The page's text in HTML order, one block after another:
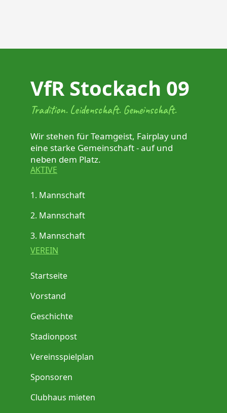
VfR Stockach 09
Tradition. Leidenschaft. Gemeinschaft.
Wir stehen für Teamgeist, Fairplay und
eine starke Gemeinschaft - auf und
neben dem Platz.
AKTIVE
1. Mannschaft
2. Mannschaft
3. Mannschaft
VEREIN
Startseite
Vorstand
Geschichte
Stadionpost
Vereinsspielplan
Sponsoren
Clubhaus mieten